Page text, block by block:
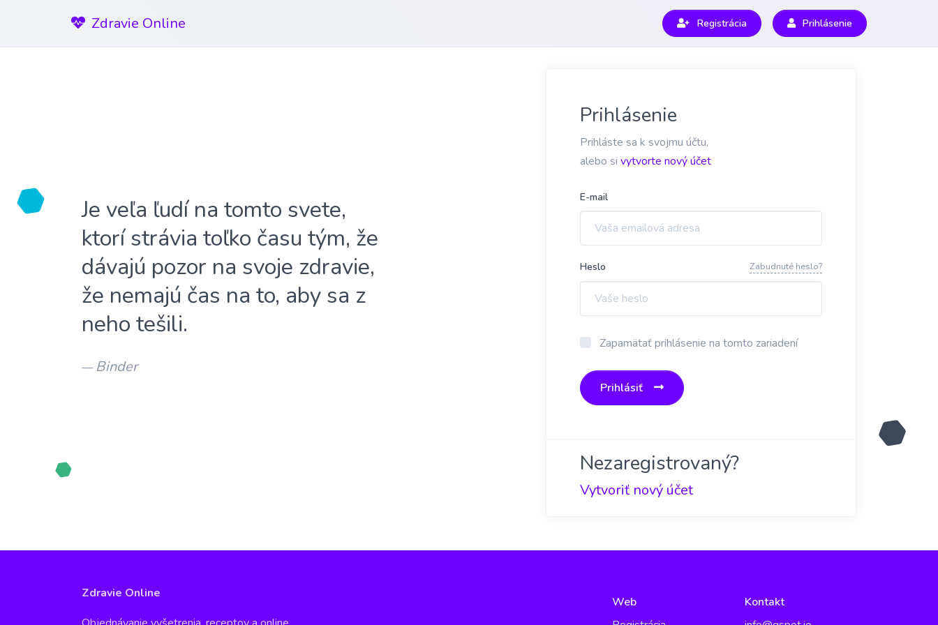
Zdravie Online Registrácia Prihlásenie
Prihlásenie
Prihláste sa k svojmu účtu,
alebo si vytvorte nový účet
E-mail
Heslo Zabudnuté heslo?
Zapamätať prihlásenie na tomto zariadení
Prihlásiť
Nezaregistrovaný?
Vytvoriť nový účet
Je veľa ľudí na tomto svete,
ktorí strávia toľko času tým, že
dávajú pozor na svoje zdravie,
že nemajú čas na to, aby sa z
neho tešili.
— Binder
Zdravie Online
Web
Kontakt